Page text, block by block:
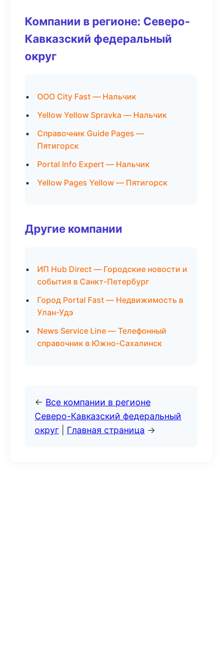
Компании в регионе: Северо-
Кавказский федеральный
округ
ООО City Fast — Нальчик
Yellow Yellow Spravka — Нальчик
Справочник Guide Pages —
Пятигорск
Portal Info Expert — Нальчик
Yellow Pages Yellow — Пятигорск
Другие компании
ИП Hub Direct — Городские новости и
события в Санкт-Петербург
Город Portal Fast — Недвижимость в
Улан-Удэ
News Service Line — Телефонный
справочник в Южно-Сахалинск
← Все компании в регионе
Северо-Кавказский федеральный
округ
Главная страница →